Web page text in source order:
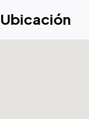
Ubicación